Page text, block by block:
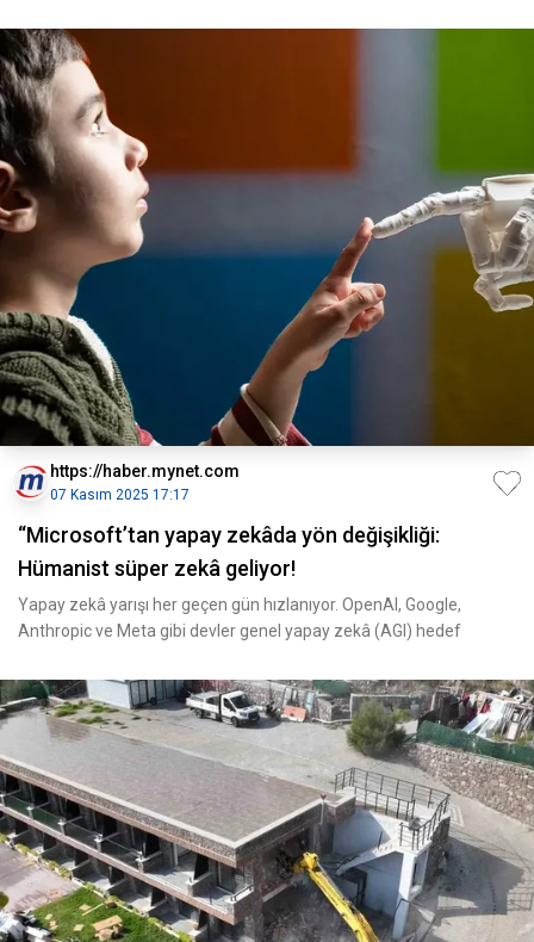
https://haber.mynet.com
07 Kasım 2025 17:17
“Microsoft’tan yapay zekâda yön değişikliği:
Hümanist süper zekâ geliyor!
Yapay zekâ yarışı her geçen gün hızlanıyor. OpenAI, Google,
Anthropic ve Meta gibi devler genel yapay zekâ (AGI) hedef